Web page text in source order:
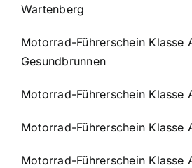
Wartenberg
Motorrad-Führerschein Klasse
Gesundbrunnen
Motorrad-Führerschein Klasse
Motorrad-Führerschein Klasse
Motorrad-Führerschein Klasse